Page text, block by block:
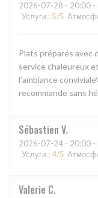
2026-07-28 - 20:00 -
Услуги : 5/5
Plats préparés avec
service chaleureux
l’ambiance
recommande sans
Sébastien V
2026-07-24 - 20:00 -
Услуги : 4/5
Valerie C